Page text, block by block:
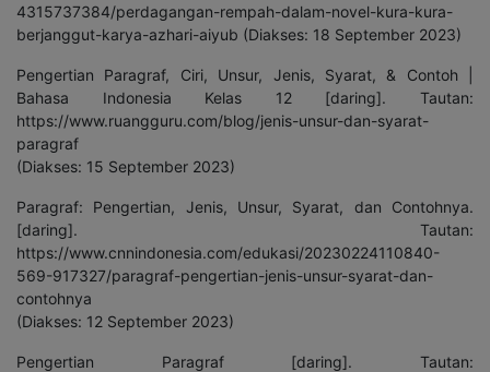
4315737384/perdagangan-rempah-dalam-novel-kura-kura-
berjanggut-karya-azhari-aiyub (Diakses: 18 September 2023)
Pengertian Paragraf, Ciri, Unsur, Jenis, Syarat, & Contoh |
Bahasa Indonesia Kelas 12 [daring]. Tautan:
https://www.ruangguru.com/blog/jenis-unsur-dan-syarat-
paragraf
(Diakses: 15 September 2023)
Paragraf: Pengertian, Jenis, Unsur, Syarat, dan Contohnya.
[daring]. Tautan:
https://www.cnnindonesia.com/edukasi/20230224110840-
569-917327/paragraf-pengertian-jenis-unsur-syarat-dan-
contohnya
(Diakses: 12 September 2023)
Pengertian Paragraf [daring]. Tautan: